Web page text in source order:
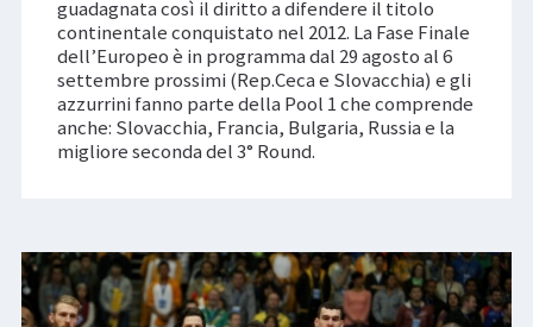
guadagnata così il diritto a difendere il titolo
continentale conquistato nel 2012. La Fase Finale
dell’Europeo è in programma dal 29 agosto al 6
settembre prossimi (Rep.Ceca e Slovacchia) e gli
azzurrini fanno parte della Pool 1 che comprende
anche: Slovacchia, Francia, Bulgaria, Russia e la
migliore seconda del 3° Round.